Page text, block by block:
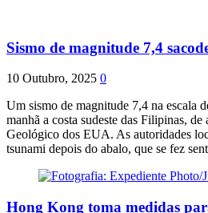
Sismo de magnitude 7,4
10 Outubro, 2025 0
Um sismo de magnitude 7,4 na escala
manhã a costa sudeste das Filipinas,
Geológico dos EUA. As autoridades
tsunami depois do abalo, que se fez
Hong Kong toma medidas